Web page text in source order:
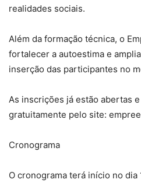
realidades sociais.
Além da formação técnica, o
fortalecer a autoestima e
inserção das participantes no
As inscrições já estão abertas
gratuitamente pelo site:
Cronograma
O cronograma terá início no